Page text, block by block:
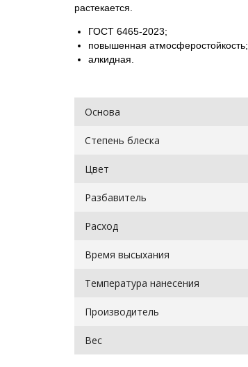
растекается.
ГОСТ 6465-2023;
повышенная атмосферостойкость;
алкидная.
Основа
Степень блеска
Цвет
Разбавитель
Расход
Время высыхания
Температура нанесения
Производитель
Вес